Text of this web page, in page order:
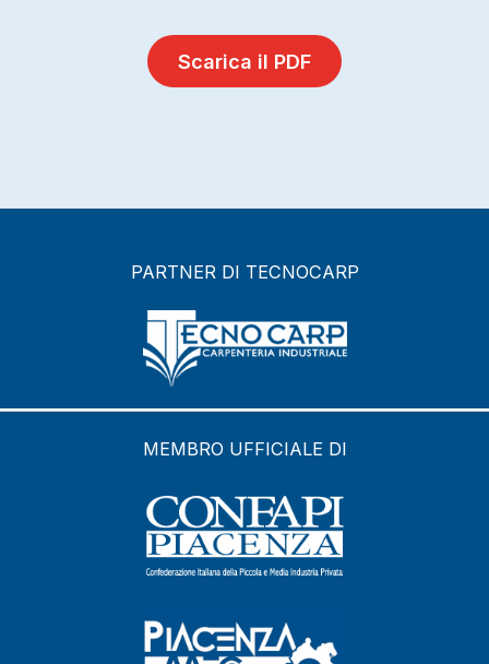
Scarica il PDF
PARTNER DI TECNOCARP
MEMBRO UFFICIALE DI